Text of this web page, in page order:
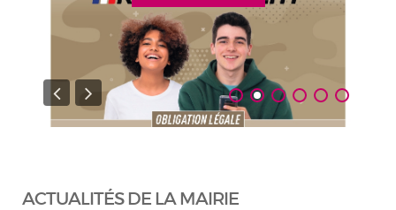
ACTUALITÉS DE LA MAIRIE